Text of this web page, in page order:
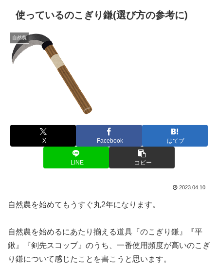
使っているのこぎり鎌(選び方の参考に)
自然農
X Facebook はてブ
LINE コピー
2023.04.10
自然農を始めてもうすぐ丸2年になります。
自然農を始めるにあたり揃える道具『のこぎり鎌』『平
鍬』『剣先スコップ』のうち、一番使用頻度が高いのこぎ
り鎌について感じたことを書こうと思います。